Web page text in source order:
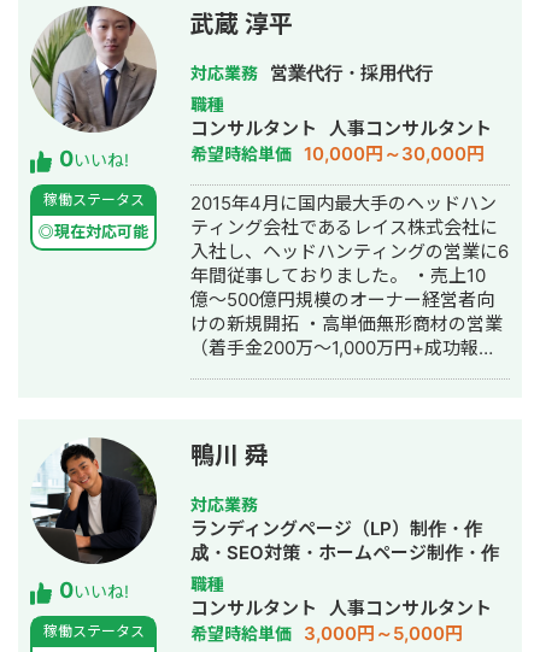
行う。 2023年9月に株式会社Aypherを
設立し、「マーケティング」と「採
用」を軸とした中小企業支援事業を展
開。No.1調査や新規事業開発支援、採
用ディレクションまでを包括的に提供
している。採用分野では、戦略設計・
採用広報・求人制作・スカウト代行な
ど、採用活動全体のディレクションを
実施。経営者に寄り添いながら中長期
的な事業・採用基盤づくりを支援して
いる。
0いいね!
稼働ステータス
◎現在対応可能
武蔵 淳平
対応業務 営業代行・採用代行
職種
コンサルタント 人事コンサルタント
希望時給単価 10,000円～30,000円
2015年4月に国内最大手のヘッドハン
ティング会社であるレイス株式会社に
入社し、ヘッドハンティングの営業に6
年間従事しておりました。 ・売上10
億〜500億円規模のオーナー経営者向
けの新規開拓 ・高単価無形商材の営業
（着手金200万〜1,000万円+成功報酬
（高卒・新卒・中途）や営業にまつわ
るご支援をしております。 営業業務以
外にヘッドハンターとしての活動も増
えております。 まずはお話をお聞かせ
いただき、私でできること・できない
ことをお伝えできればと思っておりま
す。 よろしくお願いいたします。
0いいね!
稼働ステータス
鴨川 舜
対応業務
ランディングページ（LP）制作・作
成・SEO対策・ホームページ制作・作
成・リスティング広告運用代行・動画
制作・動画編集・営業代行・採用代行
職種
コンサルタント 人事コンサルタント
希望時給単価 3,000円～5,000円